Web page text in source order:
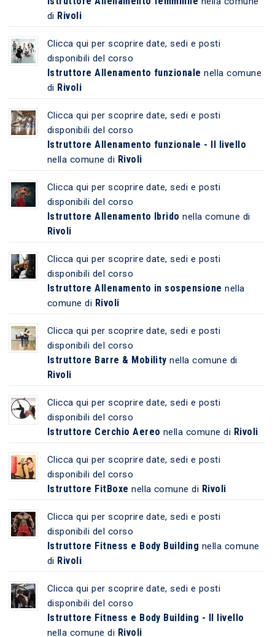
di Rivoli
Clicca qui per scoprire date, sedi e posti
disponibili del corso
Istruttore Allenamento funzionale nella comune
di Rivoli
Clicca qui per scoprire date, sedi e posti
disponibili del corso
Istruttore Allenamento funzionale - II livello
nella comune di Rivoli
Clicca qui per scoprire date, sedi e posti
disponibili del corso
Istruttore Allenamento Ibrido nella comune di
Rivoli
Clicca qui per scoprire date, sedi e posti
disponibili del corso
Istruttore Allenamento in sospensione nella
comune di Rivoli
Clicca qui per scoprire date, sedi e posti
disponibili del corso
Istruttore Barre & Mobility nella comune di
Rivoli
Clicca qui per scoprire date, sedi e posti
disponibili del corso
Istruttore Cerchio Aereo nella comune di Rivoli
Clicca qui per scoprire date, sedi e posti
disponibili del corso
Istruttore FitBoxe nella comune di Rivoli
Clicca qui per scoprire date, sedi e posti
disponibili del corso
Istruttore Fitness e Body Building nella comune
di Rivoli
Clicca qui per scoprire date, sedi e posti
disponibili del corso
Istruttore Fitness e Body Building - II livello
nella comune di Rivoli